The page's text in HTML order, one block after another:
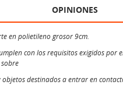
OPINIONES
en polietileno grosor 9cm.
con los requisitos exigidos por
destinados a entrar en